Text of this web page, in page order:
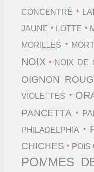
CONCENTRÉ *
JAUNE * LOTTE *
MORILLES *
NOIX * NOIX DE
OIGNON
VIOLETTES *
PANCETTA *
PHILADELPHIA *
CHICHES * POIS
POMMES